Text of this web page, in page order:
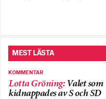
MEST LÄSTA
KOMMENTAR
Lotta Gröning: Valet som
kidnappades av S och SD